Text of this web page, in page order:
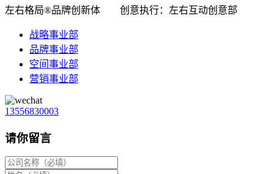
左右格局®品牌创新体 创意执行：左右互动创意部
战略事业部
品牌事业部
空间事业部
营销事业部
13556830003
请你留言